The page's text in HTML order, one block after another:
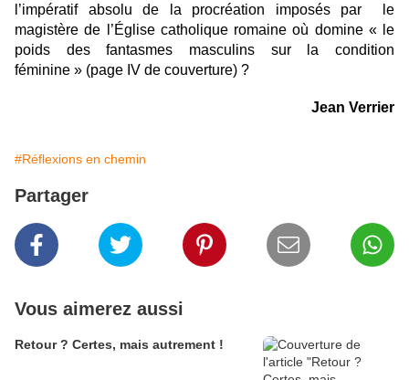
l’impératif absolu de la procréation imposés par le
magistère de l’Église catholique romaine où domine « le
poids des fantasmes masculins sur la condition
féminine » (page IV de couverture) ?
Jean Verrier
#Réflexions en chemin
Partager
Vous aimerez aussi
Retour ? Certes, mais autrement !